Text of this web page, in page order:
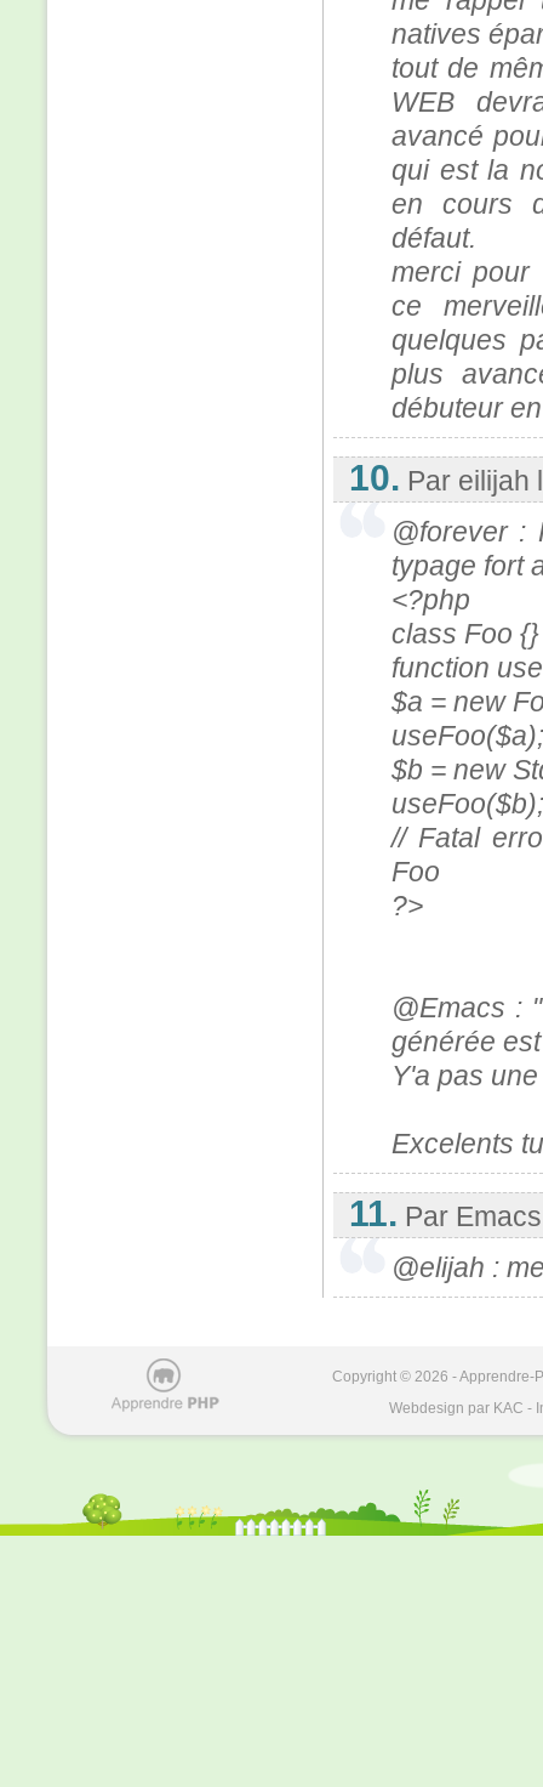
natives
tout de
WEB
avancé
qui est la
en cours
défaut.
merci pour
ce
quelques
plus
débuteur
10. Par eilijah
@forever :
typage fort
<?php
class Foo {}
function
$a = new
$b = new
useFoo($b);
// Fatal
Foo
?>
@Emacs :
générée
Y'a pas
Excelents
11. Par Emacs
@elijah :
Copyright © 2026 - Apprendre-
Webdesign par KAC -